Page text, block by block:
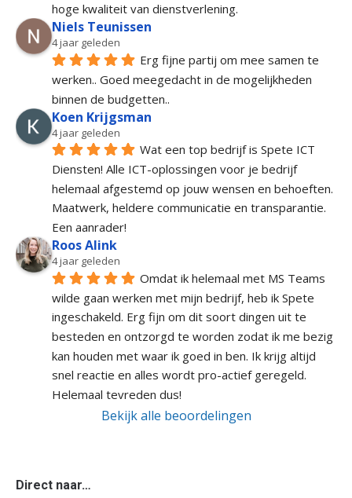
hoge kwaliteit van dienstverlening.
Niels Teunissen
4 jaar geleden
Erg fijne partij om mee samen te
werken.. Goed meegedacht in de mogelijkheden
binnen de budgetten..
Koen Krijgsman
4 jaar geleden
Wat een top bedrijf is Spete ICT
Diensten! Alle ICT-oplossingen voor je bedrijf
helemaal afgestemd op jouw wensen en behoeften.
Maatwerk, heldere communicatie en transparantie.
Een aanrader!
Roos Alink
4 jaar geleden
Omdat ik helemaal met MS Teams
wilde gaan werken met mijn bedrijf, heb ik Spete
ingeschakeld. Erg fijn om dit soort dingen uit te
besteden en ontzorgd te worden zodat ik me bezig
kan houden met waar ik goed in ben. Ik krijg altijd
snel reactie en alles wordt pro-actief geregeld.
Helemaal tevreden dus!
Bekijk alle beoordelingen
Direct naar…